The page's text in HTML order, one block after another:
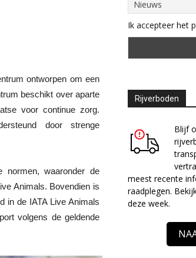
ontworpen om een
beschikt over aparte
voor continue zorg.
door strenge
normen, waaronder de
Animals. Bovendien is
in de IATA Live Animals
volgens de geldende
Ik accepteer het
Rijverboden
Blijf
meest recente
raadplegen.
deze week.